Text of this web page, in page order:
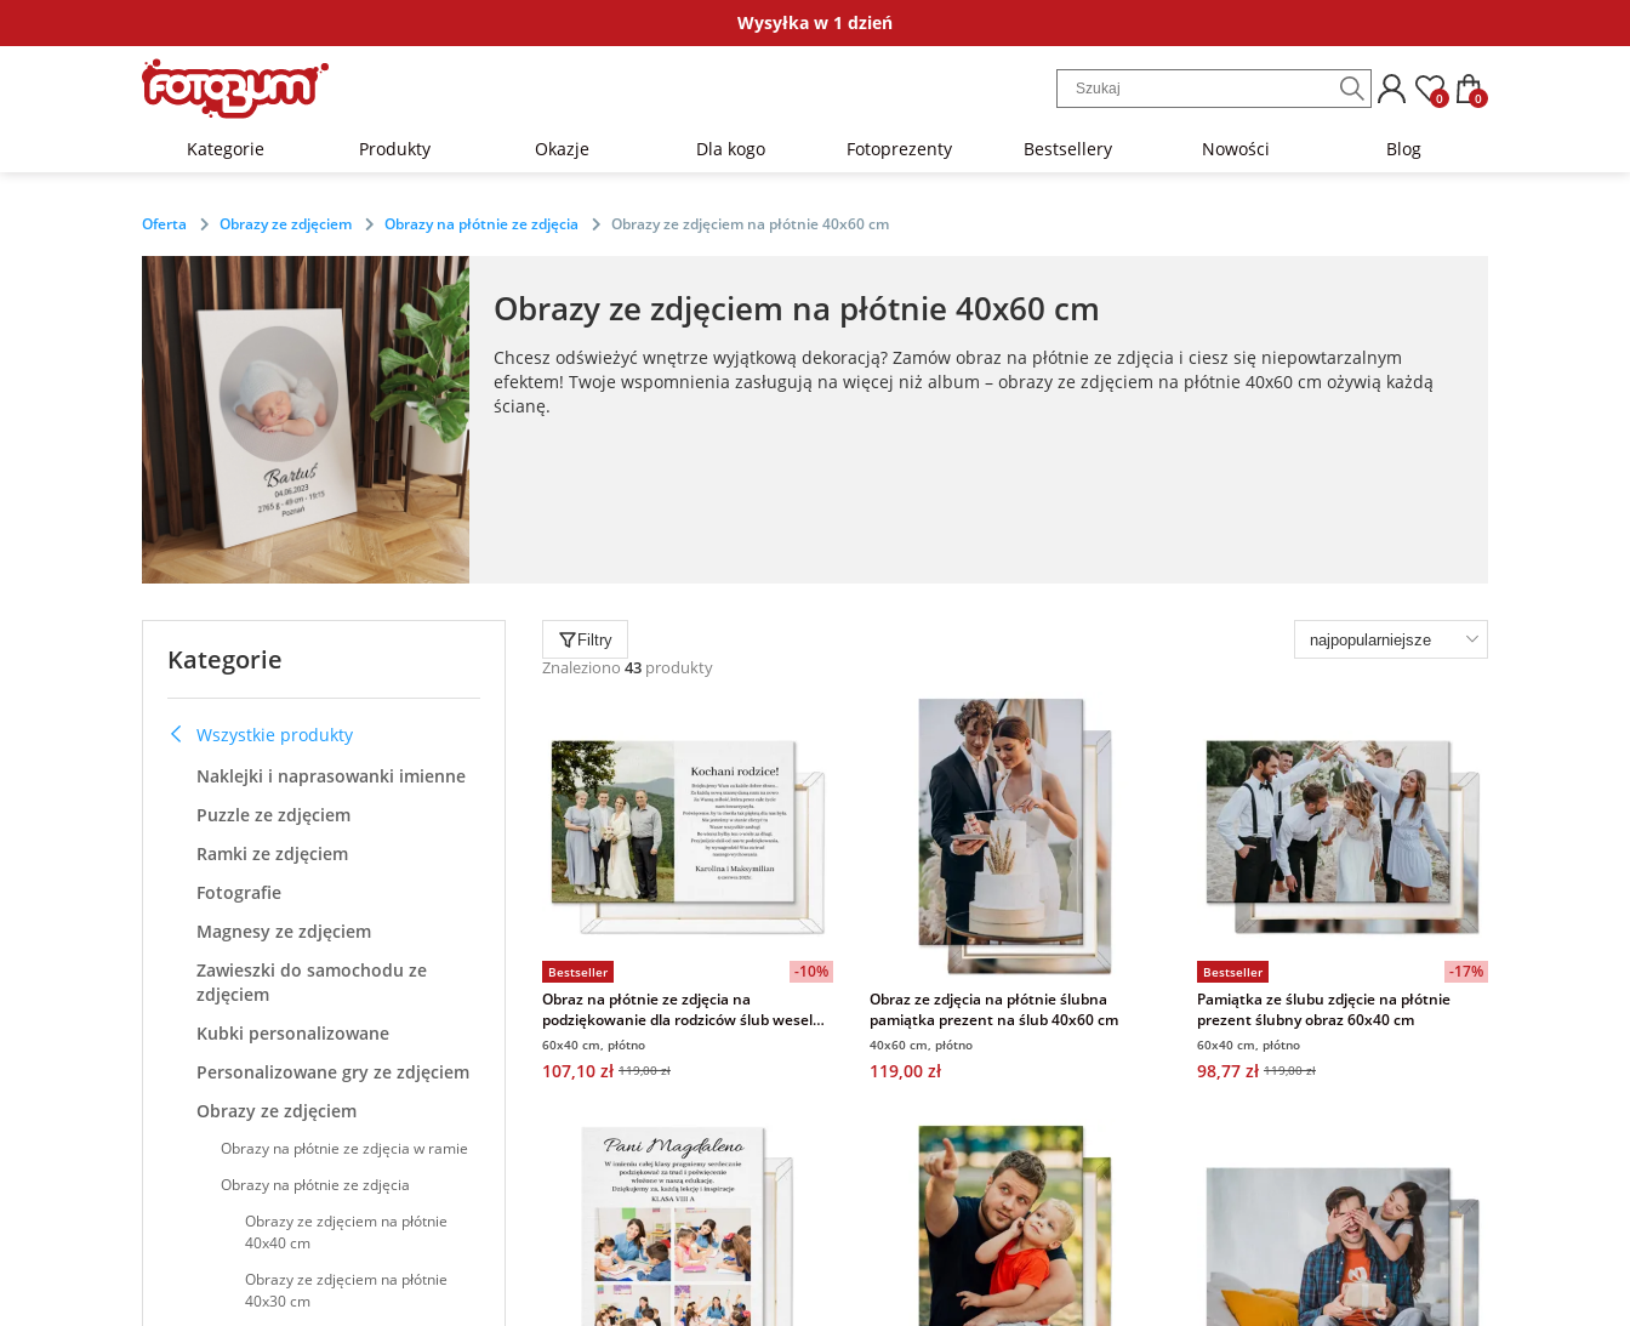
Wysyłka w 1 dzień
0 0
Kategorie Produkty Okazje Dla kogo Fotoprezenty Bestsellery Nowości Blog
Oferta Obrazy ze zdjęciem Obrazy na płótnie ze zdjęcia Obrazy ze zdjęciem na płótnie 40x60 cm
Obrazy ze zdjęciem na płótnie 40x60 cm
Chcesz odświeżyć wnętrze wyjątkową dekoracją? Zamów obraz na płótnie ze zdjęcia i ciesz się niepowtarzalnym
efektem! Twoje wspomnienia zasługują na więcej niż album – obrazy ze zdjęciem na płótnie 40x60 cm ożywią każdą
ścianę.
Kategorie
Wszystkie produkty
Naklejki i naprasowanki imienne
Puzzle ze zdjęciem
Ramki ze zdjęciem
Fotografie
Magnesy ze zdjęciem
Zawieszki do samochodu ze
zdjęciem
Kubki personalizowane
Personalizowane gry ze zdjęciem
Obrazy ze zdjęciem
Obrazy na płótnie ze zdjęcia w ramie
Obrazy na płótnie ze zdjęcia
Obrazy ze zdjęciem na płótnie
40x40 cm
Obrazy ze zdjęciem na płótnie
40x30 cm
Filtry
Znaleziono 43 produkty
Bestseller
-10%
Obraz na płótnie ze zdjęcia na
podziękowanie dla rodziców ślub wesele
60x40 cm
60x40 cm, płótno
107,10 zł 119,00 zł
Obraz ze zdjęcia na płótnie ślubna
pamiątka prezent na ślub 40x60 cm
40x60 cm, płótno
119,00 zł
Bestseller
-17%
Pamiątka ze ślubu zdjęcie na płótnie
prezent ślubny obraz 60x40 cm
60x40 cm, płótno
98,77 zł 119,00 zł